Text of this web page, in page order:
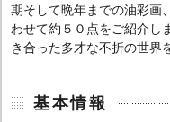
期そして晩年までの油彩画
わせて約５０点をご紹介し
き合った多才な不折の世界
基本情報